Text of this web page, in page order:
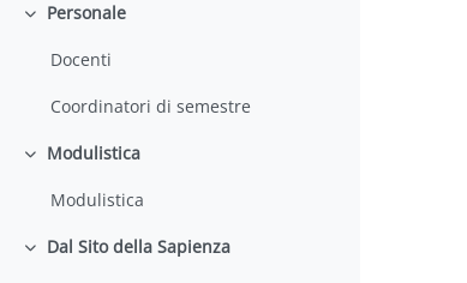
Minimizza
Personale
Docenti
Coordinatori di semestre
Minimizza
Modulistica
Modulistica
Minimizza
Dal Sito della Sapienza